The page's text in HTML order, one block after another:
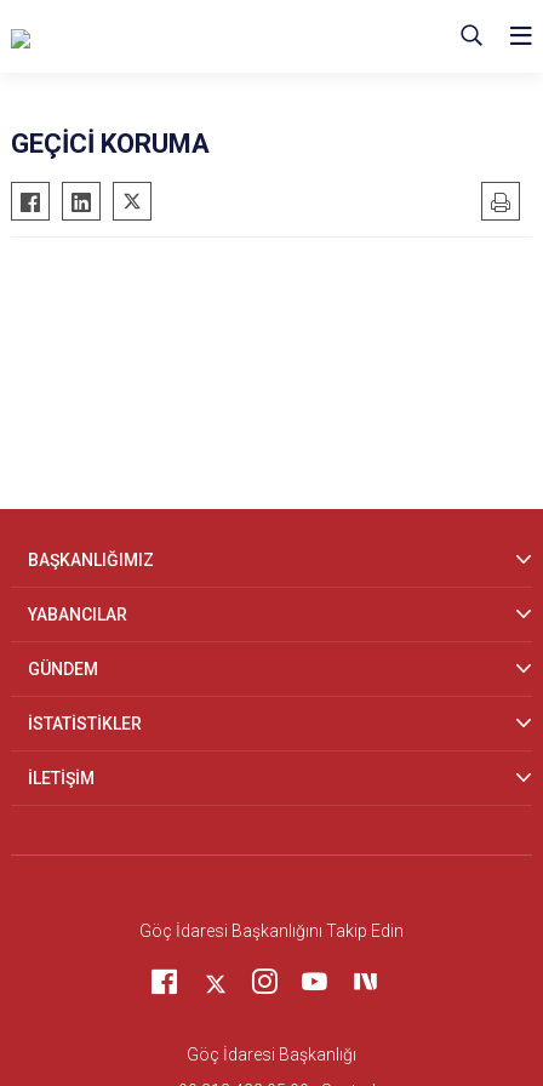
GEÇİCİ KORUMA
BAŞKANLIĞIMIZ
YABANCILAR
GÜNDEM
İSTATİSTİKLER
İLETİŞİM
Göç İdaresi Başkanlığını Takip Edin
Göç İdaresi Başkanlığı